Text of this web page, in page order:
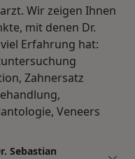
Wir zeigen Ihnen
mit denen Dr.
Erfahrung hat:
Zahnersatz
Veneers
Sebastian